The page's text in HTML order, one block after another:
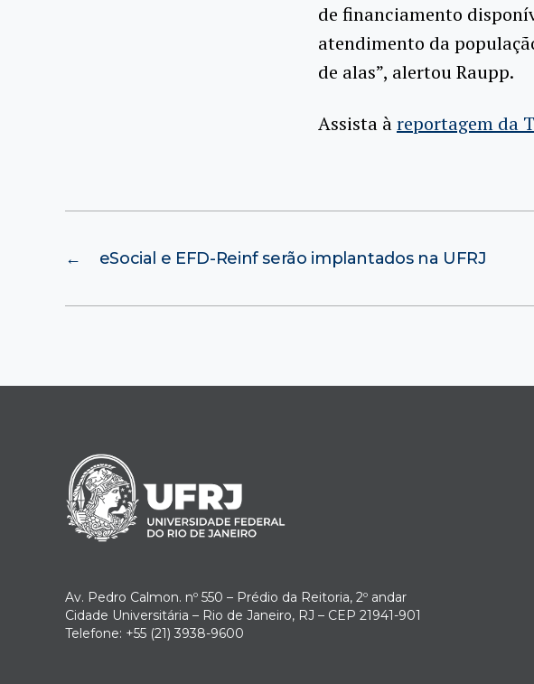
de financiamento
atendimento da
de alas”, alertou Raupp.
Assista àreportagem da
← eSocial e EFD-Reinf serão implantados na UFRJ
Av. Pedro Calmon. nº 550 – Prédio da Reitoria, 2º andar
Cidade Universitária – Rio de Janeiro, RJ – CEP 21941-901
Telefone: +55 (21) 3938-9600